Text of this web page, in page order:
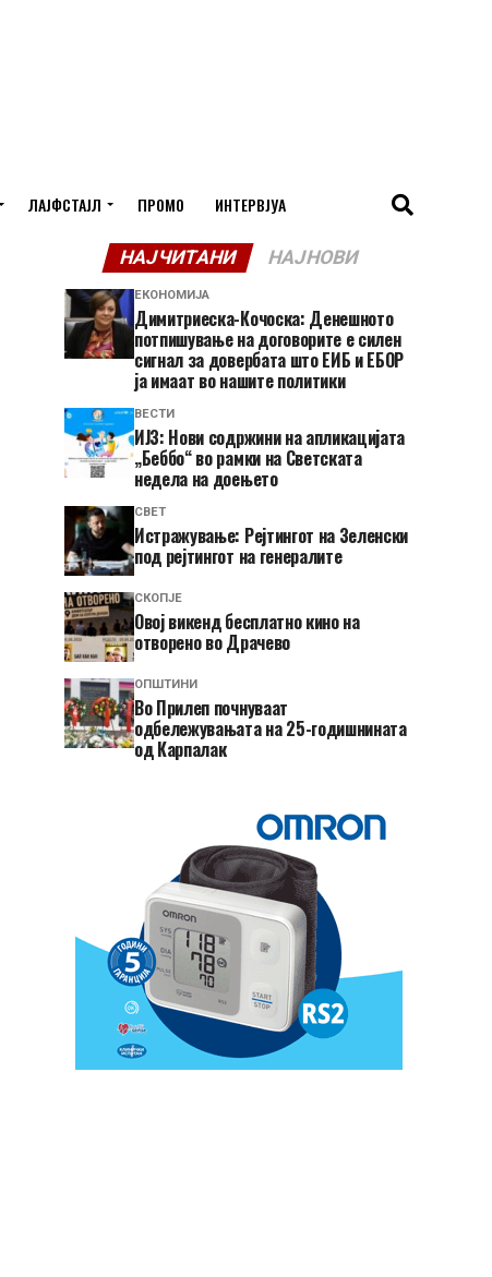
ЛАЈФСТАЈЛ ПРОМО ИНТЕРВЈУА
НАЈЧИТАНИ НАЈНОВИ
ЕКОНОМИЈА
Димитриеска-Кочоска: Денешното
потпишување на договорите е силен
сигнал за довербата што ЕИБ и ЕБОР
ја имаат во нашите политики
ВЕСТИ
ИЈЗ: Нови содржини на апликацијата
„Беббо“ во рамки на Светската
недела на доењето
СВЕТ
Истражување: Рејтингот на Зеленски
под рејтингот на генералите
СКОПЈЕ
​Овој викенд бесплатно кино на
отворено во Драчево
ОПШТИНИ
Во Прилеп почнуваат
одбележувањата на 25-годишнината
од Карпалак